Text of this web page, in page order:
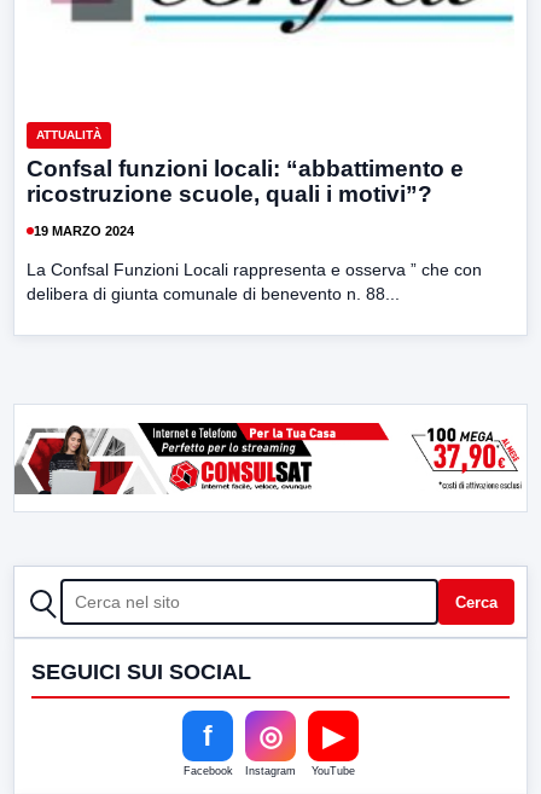
ATTUALITÀ
Confsal funzioni locali: “abbattimento e
ricostruzione scuole, quali i motivi”?
19 MARZO 2024
La Confsal Funzioni Locali rappresenta e osserva ” che con
delibera di giunta comunale di benevento n. 88...
CERCA Cerca
SEGUICI SUI SOCIAL
f
Facebook
◎
Instagram
▶
YouTube